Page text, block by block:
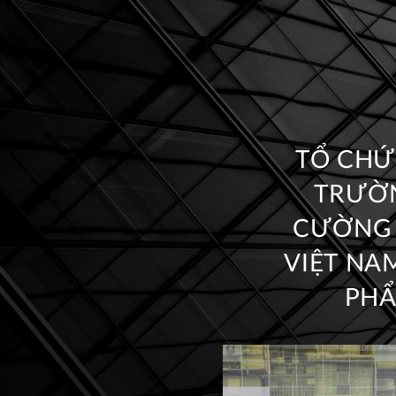
TỔ
CƯỜNG
VIỆT